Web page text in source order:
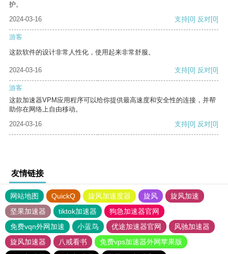
护。
2024-03-16
支持[0] 反对[0]
游客
这款软件的设计非常人性化，使用起来非常舒服。
2024-03-16 支持[0] 反对[0]
游客
这款加速器VPM应用程序可以给你提供最高速度和安全性的连接，并帮
助你在网络上自由移动。
2024-03-16
支持[0] 反对[0]
友情链接
网站地图 QuickQ 旋风加速度器 旋风
旋风加速
坚果加速器
tiktok加速器
狗急加速器官网
免费vqn外网加速
小蓝鸟 优途加速器官网
风驰加速器
旋风加速器
八戒看书
免费vps加速器外网苹果版